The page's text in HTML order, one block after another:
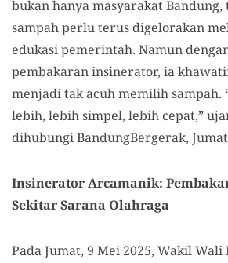
bukan hanya masyarakat
sampah perlu terus digelorakan
edukasi pemerintah. Namun
pembakaran insinerator, ia
menjadi tak acuh memilih sampah.
lebih, lebih simpel, lebih cepat,”
dihubungi BandungBergerak,
Insinerator Arcamanik:
Sekitar Sarana Olahraga
Pada Jumat, 9 Mei 2025, Wakil Wali